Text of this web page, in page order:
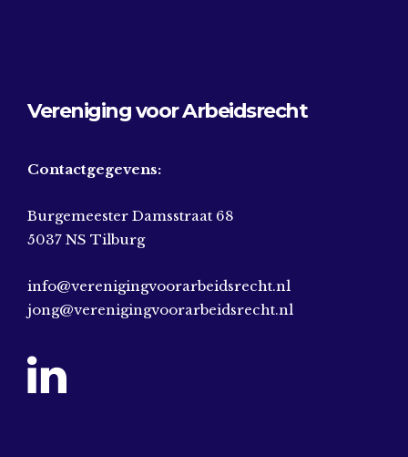
Vereniging voor Arbeidsrecht
Contactgegevens:
Burgemeester Damsstraat 68
5037 NS Tilburg
info@verenigingvoorarbeidsrecht.nl
jong@verenigingvoorarbeidsrecht.nl